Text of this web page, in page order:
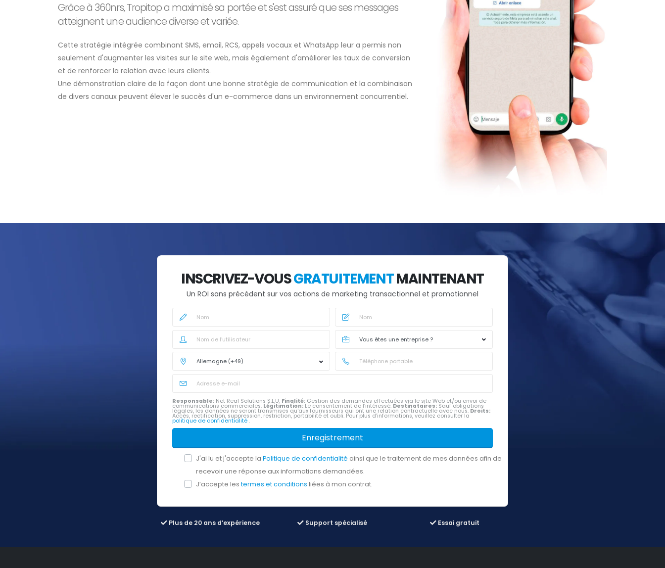
Grâce à 360nrs, Tropitop a maximisé sa portée et s'est assuré que ses messages
atteignent une audience diverse et variée.
Cette stratégie intégrée combinant SMS, email, RCS, appels vocaux et WhatsApp leur a permis non
seulement d'augmenter les visites sur le site web, mais également d'améliorer les taux de conversion
et de renforcer la relation avec leurs clients.
Une démonstration claire de la façon dont une bonne stratégie de communication et la combinaison
de divers canaux peuvent élever le succès d'un e-commerce dans un environnement concurrentiel.
INSCRIVEZ-VOUSGRATUITEMENTMAINTENANT
Un ROI sans précédent sur vos actions de marketing transactionnel et promotionnel
Responsable: Net Real Solutions S.L.U. Finalité: Gestion des demandes effectuées via le site Web et/ou envoi de
communications commerciales. Légitimation: Le consentement de l’intéressé. Destinataires: Sauf obligations
légales, les données ne seront transmises qu'aux fournisseurs qui ont une relation contractuelle avec nous. Droits:
Accès, rectification, suppression, restriction, portabilité et oubli. Pour plus d'informations, veuillez consulter la
politique de confidentialité.
Enregistrement
J'ai lu et j'accepte laPolitique de confidentialité ainsi que le traitement de mes données afin de
recevoir une réponse aux informations demandées.
J’accepte lestermes et conditionsliées à mon contrat.
Plus de 20 ans d’expérience Support spécialisé Essai gratuit